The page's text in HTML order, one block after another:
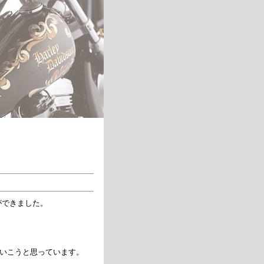
きました。
こうと思っています。